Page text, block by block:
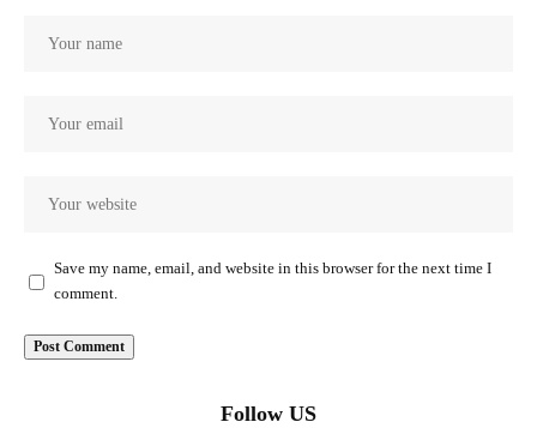
Save my name, email, and website in this browser for the next time I
comment.
Follow US